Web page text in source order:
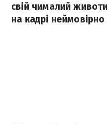
свій чималий
на кадрі